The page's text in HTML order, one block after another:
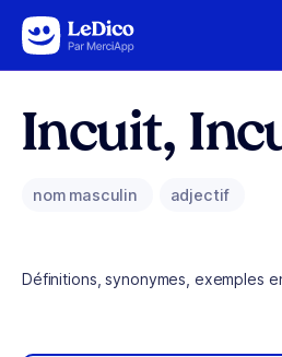
Aller au contenu
Incuit,
nom masculin adjectif
Définitions, synonymes, exemples